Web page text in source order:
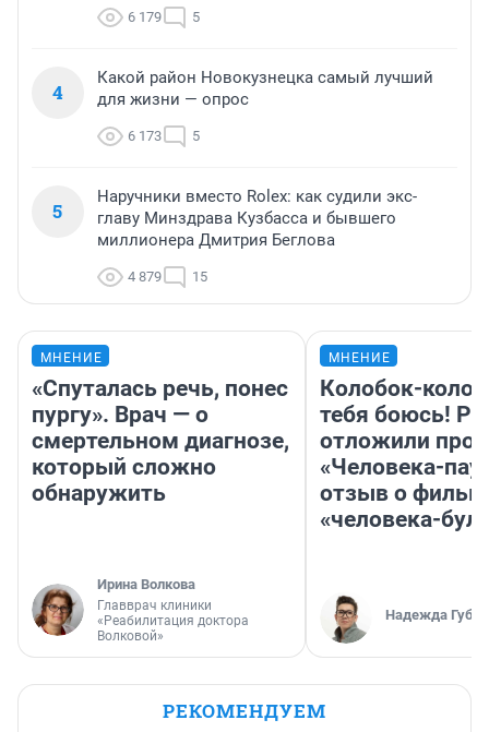
6 179 5
4
Какой район Новокузнецка самый лучший
для жизни — опрос
6 173 5
5
Наручники вместо Rolex: как судили экс-
главу Минздрава Кузбасса и бывшего
миллионера Дмитрия Беглова
4 879 15
МНЕНИЕ
«Спуталась речь, понес
пургу». Врач — о
смертельном диагнозе,
который сложно
обнаружить
Ирина Волкова
Главврач клиники
«Реабилитация доктора
Волковой»
МНЕНИЕ
Колобок-
тебя боюсь!
отложили
«Человека-
отзыв о
«человека-
Надежда
РЕКОМЕНДУЕМ